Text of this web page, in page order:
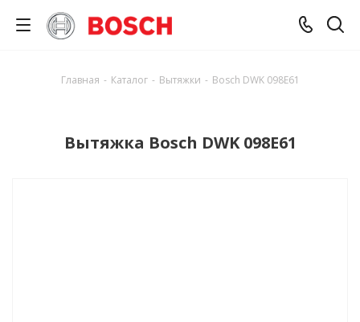
Главная - Каталог - Вытяжки - Bosch DWK 098E61
Вытяжка Bosch DWK 098E61